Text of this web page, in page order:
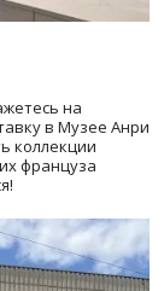
на
в Музее Анри
коллекции
француза